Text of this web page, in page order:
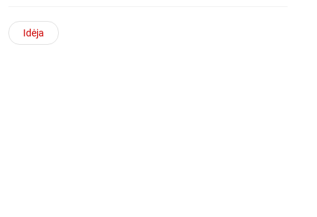
Idėja